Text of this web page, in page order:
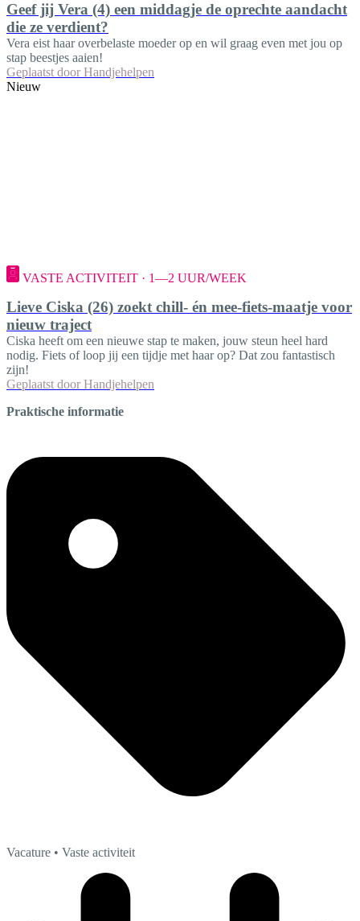
Geef jij Vera (4) een middagje de oprechte aandacht
die ze verdient?
Vera eist haar overbelaste moeder op en wil graag even met jou op
stap beestjes aaien!
Geplaatst door Handjehelpen
Nieuw
VASTE ACTIVITEIT · 1—2 UUR/WEEK
Lieve Ciska (26) zoekt chill- én mee-fiets-maatje voor
nieuw traject
Ciska heeft om een nieuwe stap te maken, jouw steun heel hard
nodig. Fiets of loop jij een tijdje met haar op? Dat zou fantastisch
zijn!
Geplaatst door Handjehelpen
Praktische informatie
Vacature • Vaste activiteit